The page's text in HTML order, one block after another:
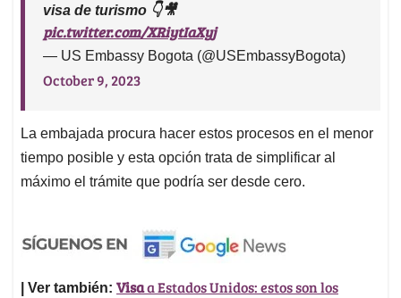
visa de turismo 👇🎥
pic.twitter.com/XRiytIaXyj
— US Embassy Bogota (@USEmbassyBogota)
October 9, 2023
La embajada procura hacer estos procesos en el menor
tiempo posible y esta opción trata de simplificar al
máximo el trámite que podría ser desde cero.
| Ver también: Visaa Estados Unidos: estos son los